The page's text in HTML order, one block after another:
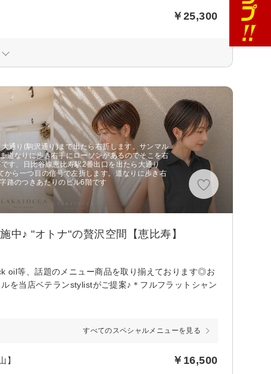
￥25,300
通り(駒沢通り)まで出たら右折します。サンマル
道なりに歩き右手にローソンがあるのでそこを右
す、日比谷線恵比寿駅2番出口を出たら大通り
から一つ目の信号で左折します。道なりに歩き右
路のつきあたりのビル6階です
中♪ "オトナ"の贅沢空間【恵比寿】
oil等、話題のメニュー商品を取り揃えております◎お
を当店ベテランstylistがご提案♪＊フルフラットシャン
すべてのスペシャルメニューを見る
】 ￥16,500